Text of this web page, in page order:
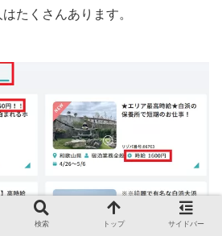
たくさんあります。
検索 トップ サイドバー